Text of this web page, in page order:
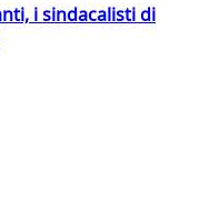
i sindacalisti di